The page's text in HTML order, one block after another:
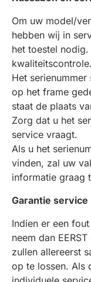
Om uw model/
hebben wij in
het toestel
kwaliteitscontrole.
Het
op het frame
staat de plaats
Zorg dat u het
service vraagt.
Als u het
vinden, zal uw
informatie graag
Garantie service
Indien er een
neem dan
zullen allereerst
op te lossen. Als